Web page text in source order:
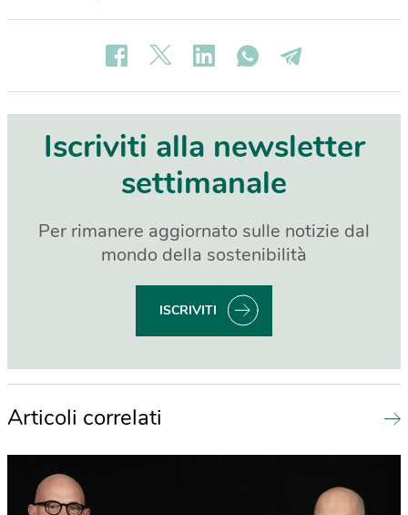
Iscriviti alla newsletter
settimanale
Per rimanere aggiornato sulle notizie dal
mondo della sostenibilità
ISCRIVITI
Articoli correlati